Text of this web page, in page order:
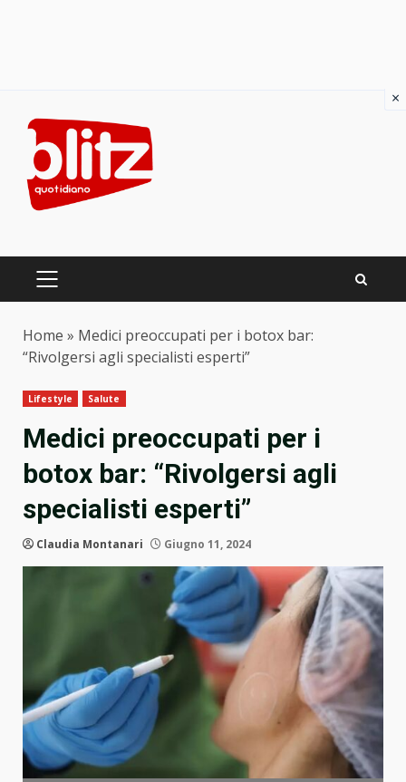
content
PRIMARY
Home » Medici preoccupati per i botox bar:
“Rivolgersi agli specialisti esperti”
Lifestyle Salute
Medici preoccupati per i
botox bar: “Rivolgersi agli
specialisti esperti”
Claudia Montanari Giugno 11, 2024
×